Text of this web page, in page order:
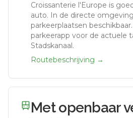
Croissanterie l'Europe is
auto.
In de directe
parkeerplaatsen
parkeerapp voor de actuele
Stadskanaal.
Routebeschrijving →
Met openbaar